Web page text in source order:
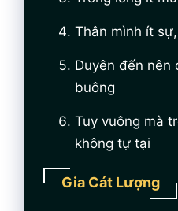
Thân mình ít
Duyên đến nên
buông
Tuy vuông mà
không tự tại
Gia Cát Lượng